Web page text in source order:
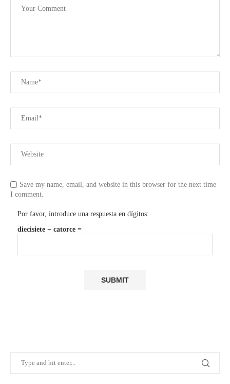
Save my name, email, and website in this browser for the next time
I comment.
Por favor, introduce una respuesta en dígitos:
diecisiete − catorce =